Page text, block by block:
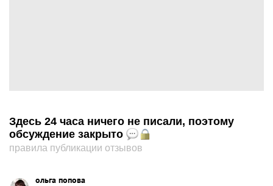
Здесь 24 часа ничего не писали, поэтому
обсуждение закрыто
правила публикации отзывов
ольга попова